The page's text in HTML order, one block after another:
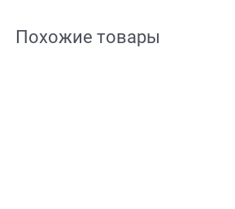
Похожие товары